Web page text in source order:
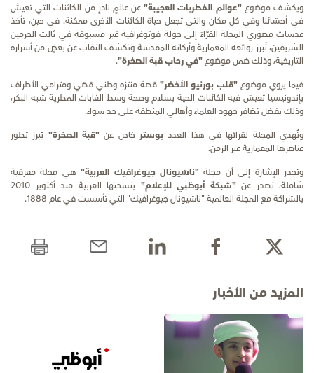
ويكشف موضوع"عوالم الفطريات العجيبة"عن عالمٍ نادرٍ من الكائنات التي تعيش
في أحشائنا وفي كل مكان والتي تجعل حياة الكائنات الأخرى ممكنة. في حين، تأخذ
عدسات مصوري المجلة القرّاءَ إلى جولة فوتوغرافية غير مسبوقة في ثالث الحرمين
الشريفين، تُبرز روائعه المعمارية وأركانه المقدسة وتكشف النقاب عن بعضٍ من أسراره
التاريخية، وذلك ضمن موضوع"في رحاب قبة الصخرة".
فيما يروي موضوع "قلب بورنيو الأخضر" قصة منتزه وطني قَصّي ومترامي الأطراف
بإندونيسيا تعيش فيه الكائنات الحية بسلام وصحة وسط الغابات المطرية شبه البكر،
وذلك بفضل تضافر جهود العلماء وأهالي المنطقة على حد سواء.
وتُهدي المجلة لقرائها في هذا العدد بوستر خاص عن"قبة الصخرة" يُبرز تطور
عناصرها المعمارية عبر الزمن.
وتجدر الإشارة إلى أن مجلة"ناشيونال جيوغرافيك العربية"هي مجلة معرفية
شاملة، تصدر عن"شبكة أبوظبي للإعلام"
بنسختها العربية منذ أكتوبر 2010
بالشراكة مع المجلة العالمية "ناشيونال جيوغرافيك" التي تأسست في عام 1888.
المزيد من الأخبار